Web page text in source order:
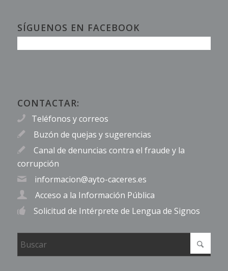
SÍGUENOS EN FACEBOOK
CONTACTAR:
Teléfonos y correos
Buzón de quejas y sugerencias
Canal de denuncias contra el fraude y la
corrupción
informacion@ayto-caceres.es
Acceso a la Información Pública
Solicitud de Intérprete de Lengua de Signos